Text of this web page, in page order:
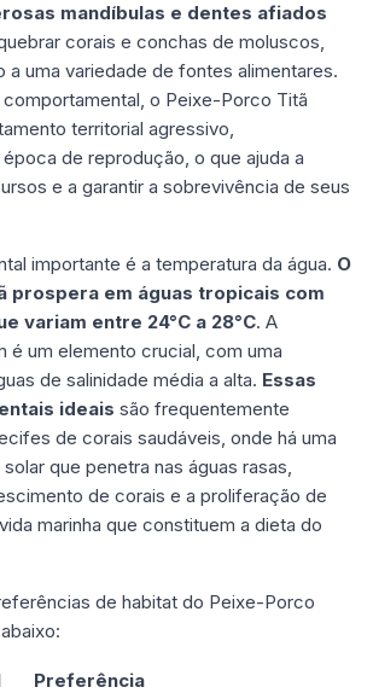
mandíbulas e dentes afiados
corais e conchas de moluscos,
a uma variedade de fontes alimentares.
o Peixe-Porco Titã
territorial agressivo,
de reprodução, o que ajuda a
e a garantir a sobrevivência de seus
importante é a temperatura da água. O
prospera em águas tropicais com
variam entre 24°C a 28°C. A
é um elemento crucial, com uma
de salinidade média a alta. Essas
ideais são frequentemente
de corais saudáveis, onde há uma
que penetra nas águas rasas,
de corais e a proliferação de
marinha que constituem a dieta do
de habitat do Peixe-Porco
Preferência